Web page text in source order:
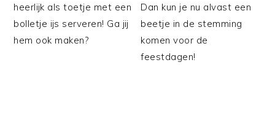
heerlijk als toetje met een
bolletje ijs serveren! Ga jij
hem ook maken?
Dan kun je nu alvast een
beetje in de stemming
komen voor de
feestdagen!